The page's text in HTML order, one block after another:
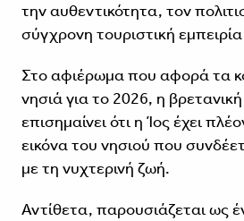
την αυθεντικότητα, τον
σύγχρονη τουριστική
Στο αφιέρωμα που αφορά τα
νησιά για το 2026, η
επισημαίνει ότι η Ίος έχει
εικόνα του νησιού που
με τη νυχτερινή ζωή.
Αντίθετα, παρουσιάζεται ως